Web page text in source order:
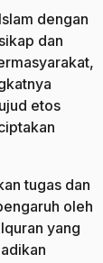
dengan
dan
etos
tugas dan
oleh
yang